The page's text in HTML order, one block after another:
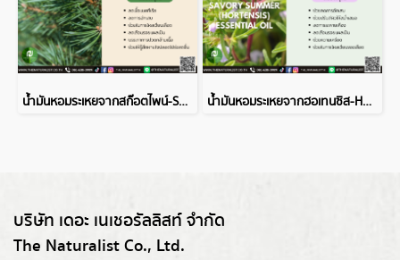
น้ำมันหอมระเหยจากสก๊อตไพน์-SCOTS PINE ESSENTIAL OIL น้ำมันหอมระเหยจากฮอเทนซิส-HORTENSIS ESSENTIAL OIL
บริษัท เดอะ เนเชอรัลลิสท์ จำกัด
The Naturalist Co., Ltd.